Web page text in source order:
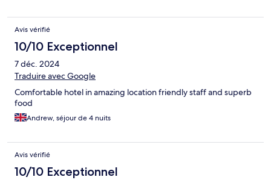
Avis vérifié
10/10 Exceptionnel
7 déc. 2024
Traduire avec Google
Comfortable hotel in amazing location friendly staff and superb
food
Andrew, séjour de 4 nuits
Avis vérifié
10/10 Exceptionnel